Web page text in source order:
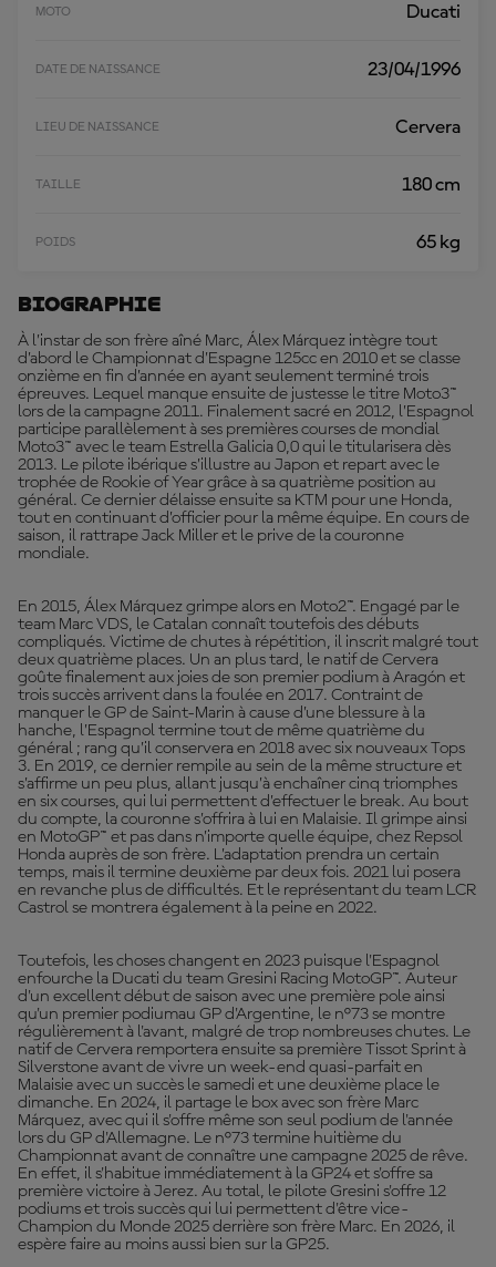
MOTO Ducati
DATE DE NAISSANCE 23/04/1996
LIEU DE NAISSANCE Cervera
TAILLE 180 cm
POIDS 65 kg
Biographie
À l’instar de son frère aîné Marc, Álex Márquez intègre tout
d’abord le Championnat d’Espagne 125cc en 2010 et se classe
onzième en fin d’année en ayant seulement terminé trois
épreuves. Lequel manque ensuite de justesse le titre Moto3™
lors de la campagne 2011. Finalement sacré en 2012, l’Espagnol
participe parallèlement à ses premières courses de mondial
Moto3™ avec le team Estrella Galicia 0,0 qui le titularisera dès
2013. Le pilote ibérique s’illustre au Japon et repart avec le
trophée de Rookie of Year grâce à sa quatrième position au
général. Ce dernier délaisse ensuite sa KTM pour une Honda,
tout en continuant d’officier pour la même équipe. En cours de
saison, il rattrape Jack Miller et le prive de la couronne
mondiale.
En 2015, Álex Márquez grimpe alors en Moto2™. Engagé par le
team Marc VDS, le Catalan connaît toutefois des débuts
compliqués. Victime de chutes à répétition, il inscrit malgré tout
deux quatrième places. Un an plus tard, le natif de Cervera
goûte finalement aux joies de son premier podium à Aragón et
trois succès arrivent dans la foulée en 2017. Contraint de
manquer le GP de Saint-Marin à cause d’une blessure à la
hanche, l’Espagnol termine tout de même quatrième du
général ; rang qu’il conservera en 2018 avec six nouveaux Tops
3. En 2019, ce dernier rempile au sein de la même structure et
s’affirme un peu plus, allant jusqu’à enchaîner cinq triomphes
en six courses, qui lui permettent d’effectuer le break. Au bout
du compte, la couronne s’offrira à lui en Malaisie. Il grimpe ainsi
en MotoGP™ et pas dans n’importe quelle équipe, chez Repsol
Honda auprès de son frère. L’adaptation prendra un certain
temps, mais il termine deuxième par deux fois. 2021 lui posera
en revanche plus de difficultés. Et le représentant du team LCR
Castrol se montrera également à la peine en 2022.
Toutefois, les choses changent en 2023 puisque l'Espagnol
enfourche la Ducati du team Gresini Racing MotoGP™. Auteur
d'un excellent début de saison avec une première pole ainsi
qu'un premier podiumau GP d'Argentine, le n°73 se montre
régulièrement à l'avant, malgré de trop nombreuses chutes. Le
natif de Cervera remportera ensuite sa première Tissot Sprint à
Silverstone avant de vivre un week-end quasi-parfait en
Malaisie avec un succès le samedi et une deuxième place le
dimanche. En 2024, il partage le box avec son frère Marc
Márquez, avec qui il s'offre même son seul podium de l'année
lors du GP d'Allemagne. Le n°73 termine huitième du
Championnat avant de connaître une campagne 2025 de rêve.
En effet, il s'habitue immédiatement à la GP24 et s'offre sa
première victoire à Jerez. Au total, le pilote Gresini s'offre 12
podiums et trois succès qui lui permettent d'être vice-
Champion du Monde 2025 derrière son frère Marc. En 2026, il
espère faire au moins aussi bien sur la GP25.